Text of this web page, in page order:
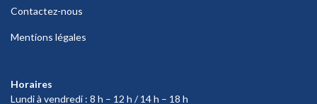
Contactez-nous
Mentions légales
Horaires
Lundi à vendredi : 8 h – 12 h / 14 h – 18 h